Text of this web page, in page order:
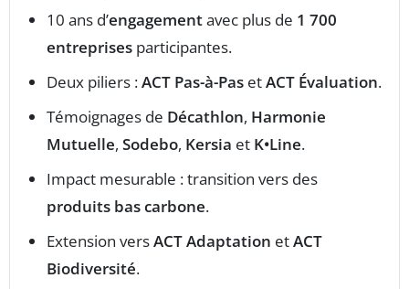
10 ans d’engagementavec plus de 1 700
entreprises participantes.
Deux piliers :ACT Pas-à-Pas etACT Évaluation.
Témoignages de Décathlon, Harmonie
Mutuelle, Sodebo, Kersia et K•Line.
Impact mesurable : transition vers des
produits bas carbone.
Extension versACT Adaptation etACT
Biodiversité.